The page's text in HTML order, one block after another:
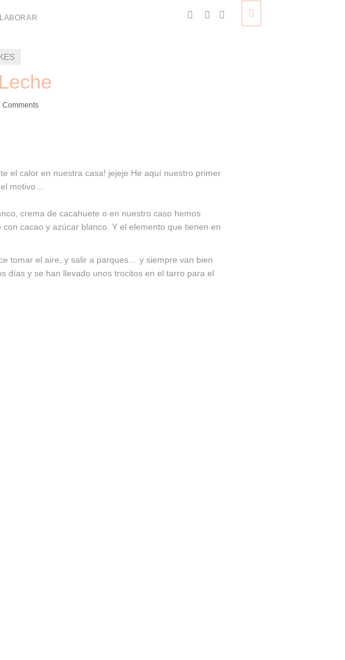
Comments
el calor en nuestra casa! jejeje He aquí nuestro primer
motivo…
crema de cacahuete o en nuestro caso hemos
cacao y azúcar blanco. Y el elemento que tienen en
tomar el aire, y salir a parques… y siempre van bien
días y se han llevado unos trocitos en el tarro para el